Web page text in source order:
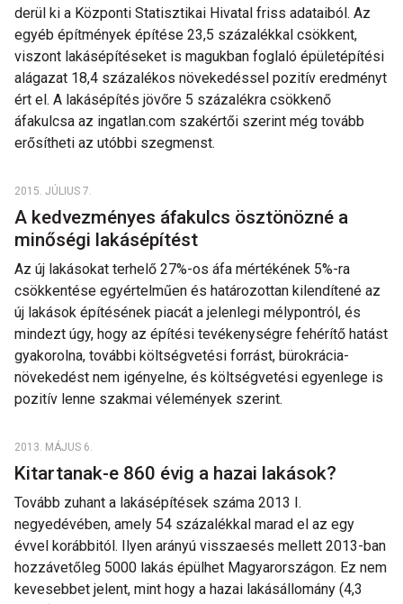
derül ki a Központi Statisztikai Hivatal friss adataiból. Az
egyéb építmények építése 23,5 százalékkal csökkent,
viszont lakásépítéseket is magukban foglaló épületépítési
alágazat 18,4 százalékos növekedéssel pozitív eredményt
ért el. A lakásépítés jövőre 5 százalékra csökkenő
áfakulcsa az ingatlan.com szakértői szerint még tovább
erősítheti az utóbbi szegmenst.
2015. JÚLIUS 7.
A kedvezményes áfakulcs ösztönözné a
minőségi lakásépítést
Az új lakásokat terhelő 27%-os áfa mértékének 5%-ra
csökkentése egyértelműen és határozottan kilendítené az
új lakások építésének piacát a jelenlegi mélypontról, és
mindezt úgy, hogy az építési tevékenységre fehérítő hatást
gyakorolna, további költségvetési forrást, bürokrácia-
növekedést nem igényelne, és költségvetési egyenlege is
pozitív lenne szakmai vélemények szerint.
2013. MÁJUS 6.
Kitartanak-e 860 évig a hazai lakások?
Tovább zuhant a lakásépítések száma 2013 I.
negyedévében, amely 54 százalékkal marad el az egy
évvel korábbitól. Ilyen arányú visszaesés mellett 2013-ban
hozzávetőleg 5000 lakás épülhet Magyarországon. Ez nem
kevesebbet jelent, mint hogy a hazai lakásállomány (4,3